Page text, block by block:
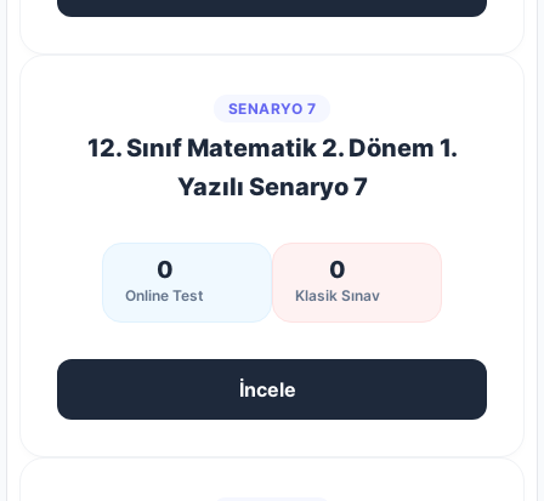
SENARYO 7
12. Sınıf Matematik 2. Dönem 1.
Yazılı Senaryo 7
0
Online Test
0
Klasik Sınav
İncele